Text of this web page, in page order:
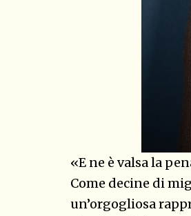
«E ne è valsa la
Come decine di
un’orgogliosa